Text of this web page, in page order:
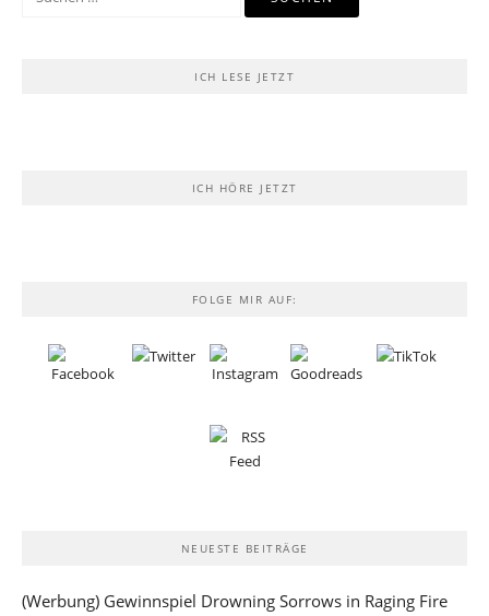
ICH LESE JETZT
ICH HÖRE JETZT
FOLGE MIR AUF:
NEUESTE BEITRÄGE
(Werbung) Gewinnspiel Drowning Sorrows in Raging Fire